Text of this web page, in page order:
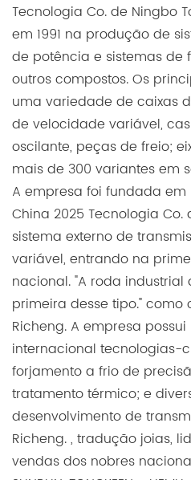
Tecnologia Co. de Ningbo
em 1991 na produção de
de potência e sistemas de
outros compostos. Os
uma variedade de caixas
de velocidade variável,
oscilante, peças de freio;
mais de 300 variantes em
A empresa foi fundada em
China 2025 Tecnologia Co.
sistema externo de
variável, entrando na
nacional. "A roda industrial
primeira desse tipo." como
Richeng. A empresa
internacional tecnologias-
forjamento a frio de
tratamento térmico; e
desenvolvimento de
Richeng. , tradução joias,
vendas dos nobres